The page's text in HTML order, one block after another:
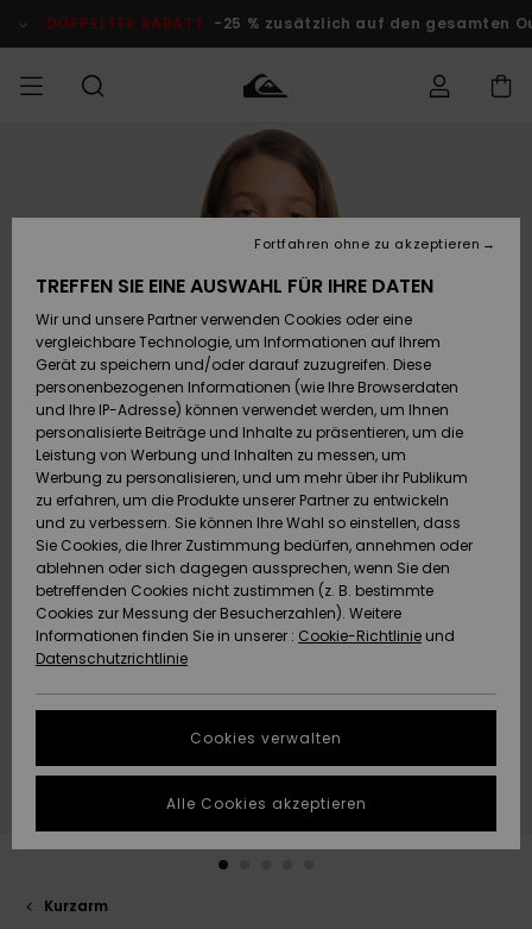
Produktinformation
DOPPELTER RABATT -25 % zusätzlich auf den gesamten
Kleidung
Accessoires
Schuhe&
Flip-Flops
Surf
Snow
Brandneu
Highlights
Kleidung
Accessoires
Schuhe&
Flip-Flops
Surf
Snow
Brandneu
Highlights
FRAUEN
Shop
Brandneu
Highlights
Snow
SURF
Surf Shop
Männer
Kinder
Highlights
Community
SNOW
Snow Shop
Männer
Snow Shop
Kinder
Snow Shop
Damen
Highlights
Community
DOPPELTER
RABATT
Outlet
Herren
KINDER
Outlet
Frauen
HILFE & KONTAKT
Auf meine
Bestellung
zugreifen
Retouren
Bezahlung
Geschenkkarte
Quiksilver
Freedom
Datenschutz
Starten Sie eine
um die
schnellste
Antwort auf Ihre
erhalten.
NACHHALTIGKEIT
SHOPS
QUIKSILVER APP
WUNSCHLISTE
Kurzarm
TREFFEN SIE EINE AUSWAHL FÜR IHRE DATEN
Wir und unsere Partner verwenden Cookies oder eine
vergleichbare Technologie, um Informationen auf Ihrem
Gerät zu speichern und/oder darauf zuzugreifen. Diese
personenbezogenen Informationen (wie Ihre Browserdaten
und Ihre IP-Adresse) können verwendet werden, um Ihnen
personalisierte Beiträge und Inhalte zu präsentieren, um die
Leistung von Werbung und Inhalten zu messen, um
Werbung zu personalisieren, und um mehr über ihr Publikum
zu erfahren, um die Produkte unserer Partner zu entwickeln
und zu verbessern. Sie können Ihre Wahl so einstellen, dass
Sie Cookies, die Ihrer Zustimmung bedürfen, annehmen oder
ablehnen oder sich dagegen aussprechen, wenn Sie den
betreffenden Cookies nicht zustimmen (z. B. bestimmte
Cookies zur Messung der Besucherzahlen). Weitere
Informationen finden Sie in unserer : Cookie-Richtlinie und
Datenschutzrichtlinie
Cookies verwalten
Fortfahren ohne zu akzeptieren
Alle Cookies akzeptieren